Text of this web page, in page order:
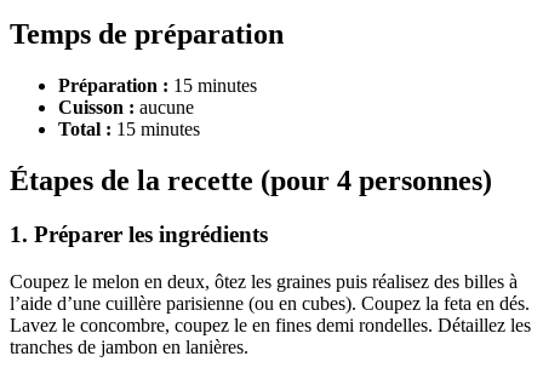
Temps de préparation
Préparation : 15 minutes
Cuisson : aucune
Total : 15 minutes
Étapes de la recette (pour 4 personnes)
1. Préparer les ingrédients
Coupez le melon en deux, ôtez les graines puis réalisez des billes à
l’aide d’une cuillère parisienne (ou en cubes). Coupez la feta en dés.
Lavez le concombre, coupez le en fines demi rondelles. Détaillez les
tranches de jambon en lanières.